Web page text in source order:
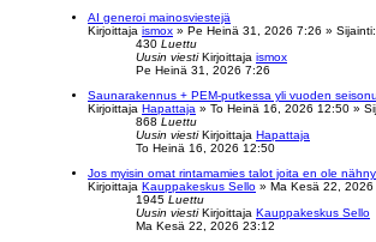
AI generoi mainosviestejä
Kirjoittaja ismox » Pe Heinä 31, 2026 7:26 » Sijainti:
430 Luettu
Uusin viestiKirjoittaja ismox
Pe Heinä 31, 2026 7:26
Saunarakennus + PEM-putkessa yli vuoden
Kirjoittaja Hapattaja » To Heinä 16, 2026 12:50 »
868 Luettu
Uusin viestiKirjoittaja Hapattaja
To Heinä 16, 2026 12:50
Jos myisin omat rintamamies talot joita en ole
Kirjoittaja Kauppakeskus Sello » Ma Kesä 22, 2026
1945 Luettu
Uusin viestiKirjoittaja Kauppakeskus Sello
Ma Kesä 22, 2026 23:12